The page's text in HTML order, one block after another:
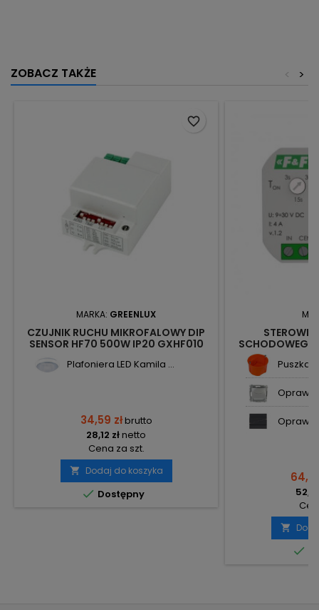
ZOBACZ TAKŻE >
<
MARKA: GREENLUX
CZUJNIK RUCHU MIKROFALOWY DIP
SENSOR HF70 500W IP20 GXHF010
Plafoniera LED Kamila ...
34,59 złbrutto
28,12 złnetto
Cena za szt.
 Dodaj do koszyka
 Dostępny
favorite_border
Puszka
Oprawa
Oprawa

